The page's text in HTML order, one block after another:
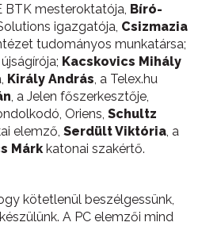
BTK mesteroktatója, Bíró-
igazgatója, Csizmazia
tudományos munkatársa;
Kacskovics Mihály
Király András, a Telex.hu
, a Jelen főszerkesztője,
Oriens, Schultz
elemző, Serdült Viktória, a
Márkkatonai szakértő.
kötetlenül beszélgessünk,
A PC elemzői mind